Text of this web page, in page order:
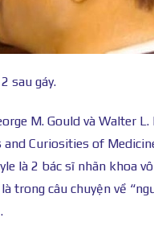
sau gáy.
M. Gould và Walter
and Curiosities of
là 2 bác sĩ nhãn khoa
trong câu chuyện về